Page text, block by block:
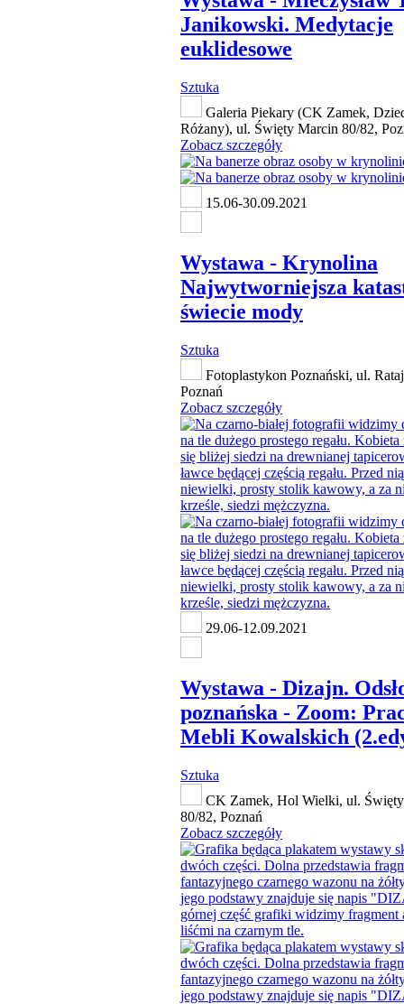
Janikowski. Medytacje
euklidesowe
Sztuka
Galeria Piekary (CK Zamek,
Różany), ul. Święty Marcin 80/82,
Zobacz szczegóły
15.06-30.09.2021
Wystawa - Krynolina
Najwytworniejsza
świecie mody
Sztuka
Fotoplastykon Poznański, ul.
Poznań
Zobacz szczegóły
29.06-12.09.2021
Wystawa - Dizajn.
poznańska - Zoom:
Mebli Kowalskich
Sztuka
CK Zamek, Hol Wielki, ul.
80/82, Poznań
Zobacz szczegóły